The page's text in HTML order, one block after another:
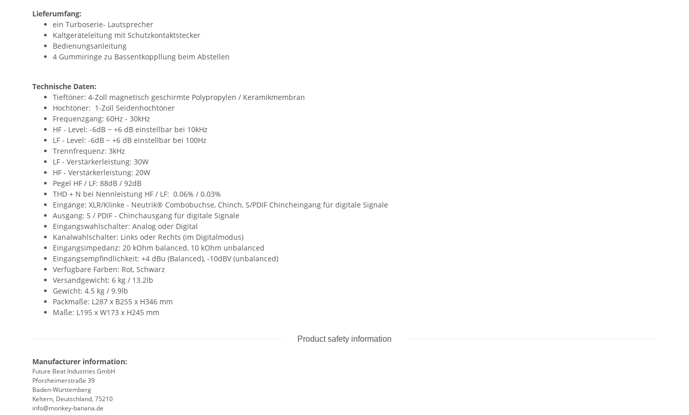
Lieferumfang:
ein Turboserie- Lautsprecher
Kaltgeräteleitung mit Schutzkontaktstecker
Bedienungsanleitung
4 Gummiringe zu Bassentkoppllung beim Abstellen
Technische Daten:
Tieftöner: 4-Zoll magnetisch geschirmte Polypropylen / Keramikmembran
Hochtöner: 1-Zoll Seidenhochtöner
Frequenzgang: 60Hz - 30kHz
HF - Level: -6dB ~ +6 dB einstellbar bei 10kHz
LF - Level: -6dB ~ +6 dB einstellbar bei 100Hz
Trennfrequenz: 3kHz
LF - Verstärkerleistung: 30W
HF - Verstärkerleistung: 20W
Pegel HF / LF: 88dB / 92dB
THD + N bei Nennleistung HF / LF: 0.06% / 0.03%
Eingänge: XLR/Klinke - Neutrik® Combobuchse, Chinch, S/PDIF Chincheingang für digitale Signale
Ausgang: S / PDIF - Chinchausgang für digitale Signale
Eingangswahlschalter: Analog oder Digital
Kanalwahlschalter: Links oder Rechts (im Digitalmodus)
Eingangsimpedanz: 20 kOhm balanced, 10 kOhm unbalanced
Eingangsempfindlichkeit: +4 dBu (Balanced), -10dBV (unbalanced)
Verfügbare Farben: Rot, Schwarz
Versandgewicht: 6 kg / 13.2lb
Gewicht: 4.5 kg / 9.9lb
Packmaße: L287 x B255 x H346 mm
Maße: L195 x W173 x H245 mm
Product safety information
Manufacturer information:
Future Beat Industries GmbH
Pforzheimerstraße 39
Baden-Württemberg
Keltern, Deutschland, 75210
info@monkey-banana.de